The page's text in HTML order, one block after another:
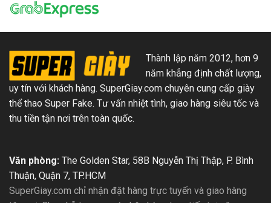
Thành lập năm 2012, hơn 9
năm khẳng định chất lượng,
uy tín với khách hàng. SuperGiay.com chuyên cung cấp giày
thể thao Super Fake. Tư vấn nhiệt tình, giao hàng siêu tốc và
thu tiền tận nơi trên toàn quốc.
Văn phòng: The Golden Star, 58B Nguyễn Thị Thập, P. Bình
Thuận, Quận 7, TP.HCM
SuperGiay.com chỉ nhận đặt hàng trực tuyến và giao hàng